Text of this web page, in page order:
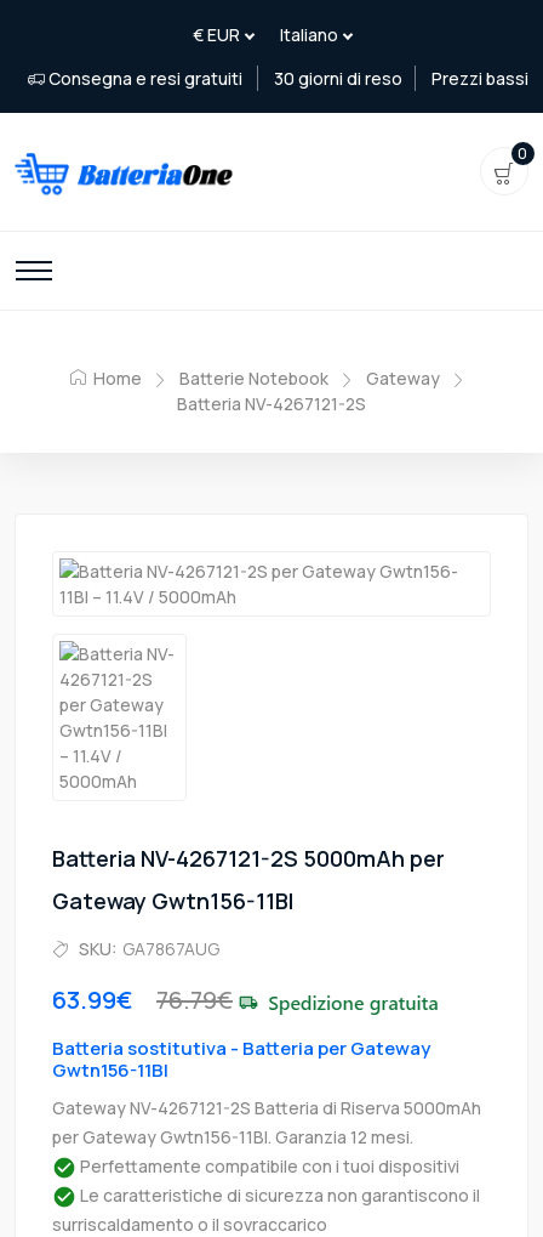
Consegna e resi gratuiti 30 giorni di reso Prezzi bassi
0
Home Batterie Notebook
Gateway
Batteria NV-4267121-2S
Batteria NV-4267121-2S 5000mAh per
Gateway Gwtn156-11Bl
SKU: GA7867AUG
63.99€ 76.79€
Batteria sostitutiva - Batteria per Gateway
Gwtn156-11Bl
Gateway NV-4267121-2S Batteria di Riserva 5000mAh
per Gateway Gwtn156-11Bl. Garanzia 12 mesi.
Perfettamente compatibile con i tuoi dispositivi
Le caratteristiche di sicurezza non garantiscono il
surriscaldamento o il sovraccarico